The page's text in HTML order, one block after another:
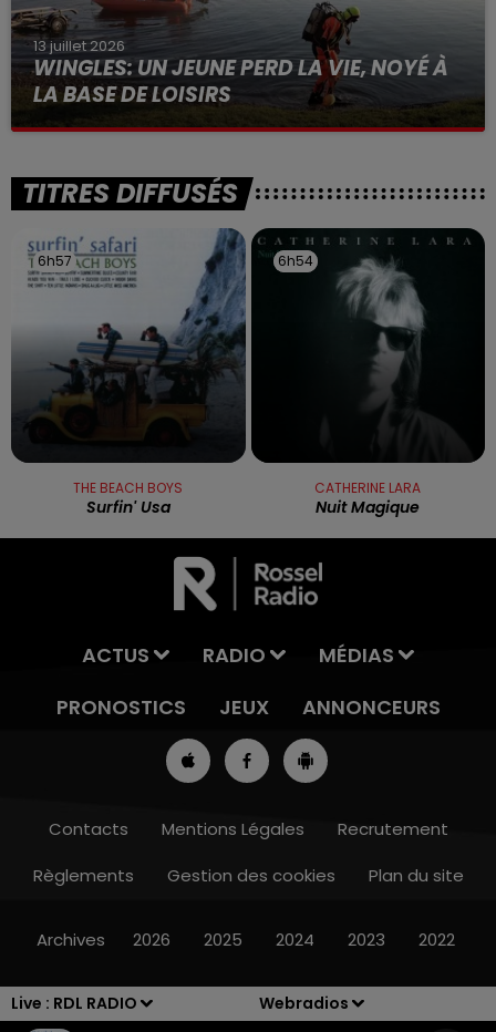
Live : RDL RADIO Webradios
13h00 - 16h00
13 juillet 2026
WINGLES: UN JEUNE PERD LA VIE, NOYÉ À
LA BASE DE LOISIRS
La victime a coulé à pic
TITRES DIFFUSÉS
6h57
6h57
THE BEACH BOYS
Surfin' Usa
6h54
6h54
CATHERINE LARA
Nuit Magique
ACTUS RADIO
MÉDIAS
PRONOSTICS
JEUX ANNONCEURS
Contacts Mentions Légales
Recrutement
Règlements
Gestion des cookies Plan du site
Archives 2026 2025 2024 2023 2022